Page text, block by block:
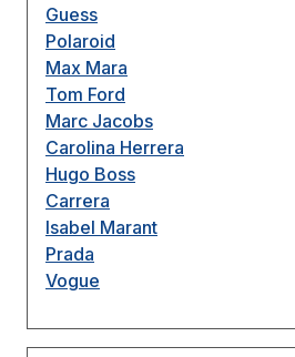
Guess
Polaroid
Max Mara
Tom Ford
Marc Jacobs
Carolina Herrera
Hugo Boss
Carrera
Isabel Marant
Prada
Vogue